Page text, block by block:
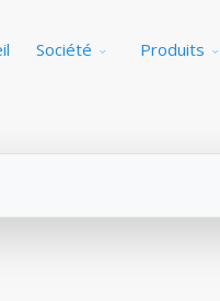
Société Produits